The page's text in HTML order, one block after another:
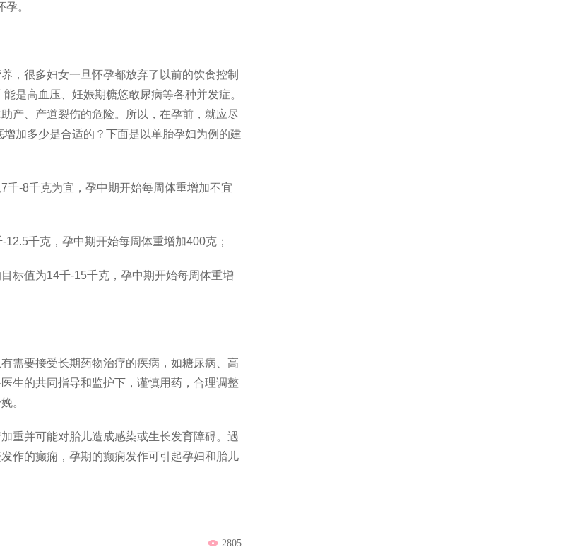
。
很多妇女一旦怀孕都放弃了以前的饮食控制
是高血压、妊娠期糖悠敢尿病等各种并发症。
产、产道裂伤的危险。所以，在孕前，就应尽
加多少是合适的？下面是以单胎孕妇为例的建
-8千克为宜，孕中期开始每周体重增加不宜
千克，孕中期开始每周体重增加400克；
值为14千-15千克，孕中期开始每周体重增
要接受长期药物治疗的疾病，如糖尿病、高
生的共同指导和监护下，谨慎用药，合理调整
。
并可能对胎儿造成感染或生长发育障碍。遇
作的癫痫，孕期的癫痫发作可引起孕妇和胎儿
2805